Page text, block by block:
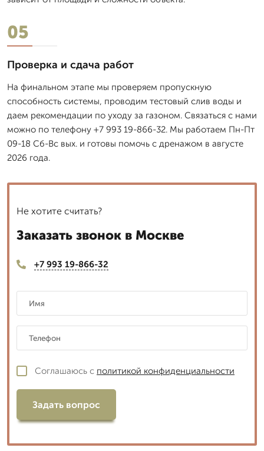
05
Проверка и сдача работ
На финальном этапе мы проверяем пропускную
способность системы, проводим тестовый слив воды и
даем рекомендации по уходу за газоном. Связаться с нами
можно по телефону +7 993 19-866-32. Мы работаем Пн-Пт
09-18 Сб-Вс вых. и готовы помочь с дренажом в августе
2026 года.
Не хотите считать?
Заказать звонок в Москве
+7 993 19-866-32
Соглашаюсь с политикой конфиденциальности
Задать вопрос